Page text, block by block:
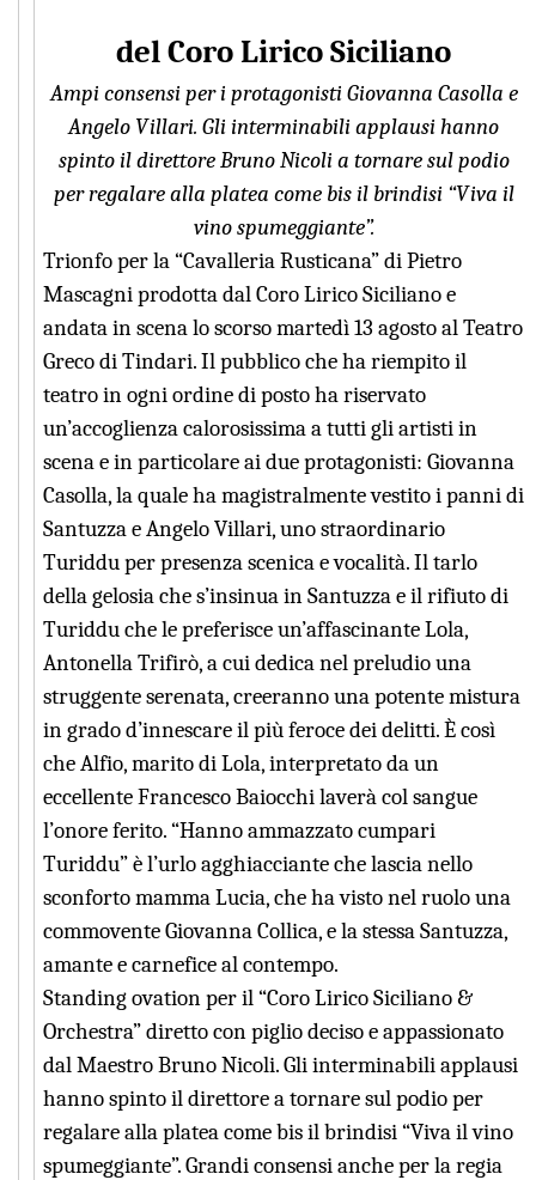
del Coro Lirico Siciliano
Ampi consensi per i protagonisti Giovanna Casolla e
Angelo Villari. Gli interminabili applausi hanno
spinto il direttore Bruno Nicoli a tornare sul podio
per regalare alla platea come bis il brindisi “Viva il
vino spumeggiante”.
Trionfo per la “Cavalleria Rusticana” di Pietro
Mascagni prodotta dal Coro Lirico Siciliano e
andata in scena lo scorso martedì 13 agosto al Teatro
Greco di Tindari. Il pubblico che ha riempito il
teatro in ogni ordine di posto ha riservato
un’accoglienza calorosissima a tutti gli artisti in
scena e in particolare ai due protagonisti: Giovanna
Casolla, la quale ha magistralmente vestito i panni di
Santuzza e Angelo Villari, uno straordinario
Turiddu per presenza scenica e vocalità. Il tarlo
della gelosia che s’insinua in Santuzza e il rifiuto di
Turiddu che le preferisce un’affascinante Lola,
Antonella Trifirò, a cui dedica nel preludio una
struggente serenata, creeranno una potente mistura
in grado d’innescare il più feroce dei delitti. È così
che Alfio, marito di Lola, interpretato da un
eccellente Francesco Baiocchi laverà col sangue
l’onore ferito. “Hanno ammazzato cumpari
Turiddu” è l’urlo agghiacciante che lascia nello
sconforto mamma Lucia, che ha visto nel ruolo una
commovente Giovanna Collica, e la stessa Santuzza,
amante e carnefice al contempo.
Standing ovation per il “Coro Lirico Siciliano &
Orchestra” diretto con piglio deciso e appassionato
dal Maestro Bruno Nicoli. Gli interminabili applausi
hanno spinto il direttore a tornare sul podio per
regalare alla platea come bis il brindisi “Viva il vino
spumeggiante”. Grandi consensi anche per la regia